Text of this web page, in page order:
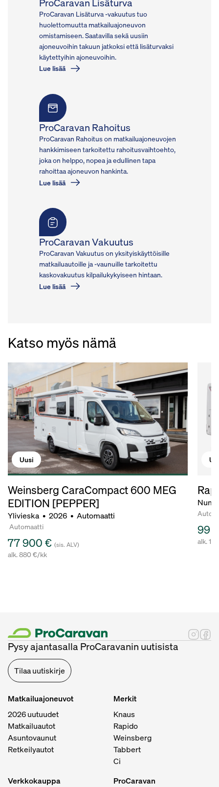
ProCaravan Lisäturva -vakuutus tuo
huolettomuutta matkailuajoneuvon
omistamiseen. Saatavilla sekä uusiin
ajoneuvoihin takuun jatkoksi että lisäturvaksi
käytettyihin ajoneuvoihin.
Lue lisää
ProCaravan Rahoitus
ProCaravan Rahoitus on matkailuajoneuvojen
hankkimiseen tarkoitettu rahoitusvaihtoehto,
joka on helppo, nopea ja edullinen tapa
rahoittaa ajoneuvon hankinta.
Lue lisää
ProCaravan Vakuutus
ProCaravan Vakuutus on yksityiskäyttöisille
matkailuautoille ja -vaunuille tarkoitettu
kaskovakuutus kilpailukykyiseen hintaan.
Lue lisää
Katso myös nämä
Uusi
Weinsberg CaraCompact 600 MEG
EDITION [PEPPER]
Ylivieska • 2026 • Automaatti
Automaatti
77 900 € (sis. ALV)
alk. 880 €/kk
99
alk.
Pysy ajantasalla ProCaravanin uutisista
Tilaa uutiskirje
Matkailuajoneuvot
2026 uutuudet
Matkailuautot
Asuntovaunut
Retkeilyautot
Merkit
Knaus
Rapido
Weinsberg
Tabbert
Ci
Verkkokauppa
ProCaravan